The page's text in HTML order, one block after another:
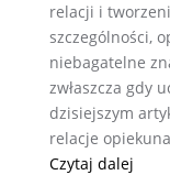
relacji i
szczególności,
niebagatelne
zwłaszcza gdy
dzisiejszym
relacje
Czytaj dalejJak